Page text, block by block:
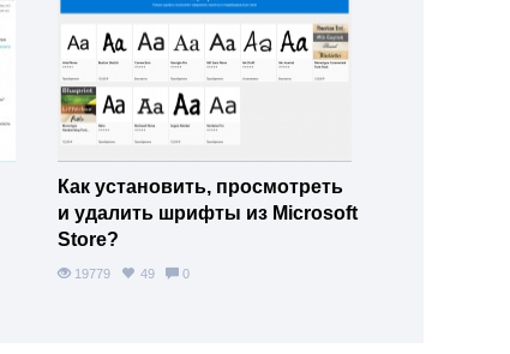
Как установить, просмотреть
и удалить шрифты из Microsoft
Store?
19779 49 0